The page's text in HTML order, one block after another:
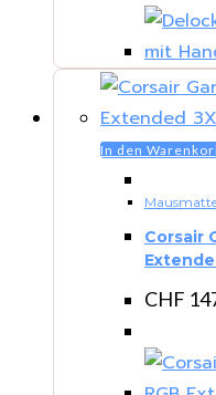
In den
Corsair
CHF